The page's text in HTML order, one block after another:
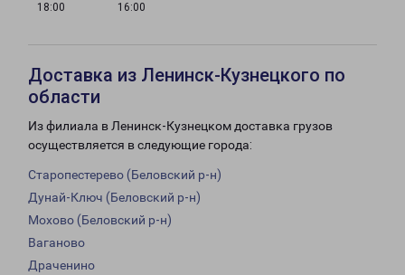
18:00
16:00
Доставка из Ленинск-Кузнецкого по
области
Из филиала в Ленинск-Кузнецком доставка грузов
осуществляется в следующие города:
Старопестерево (Беловский р-н)
Дунай-Ключ (Беловский р-н)
Мохово (Беловский р-н)
Ваганово
Драченино